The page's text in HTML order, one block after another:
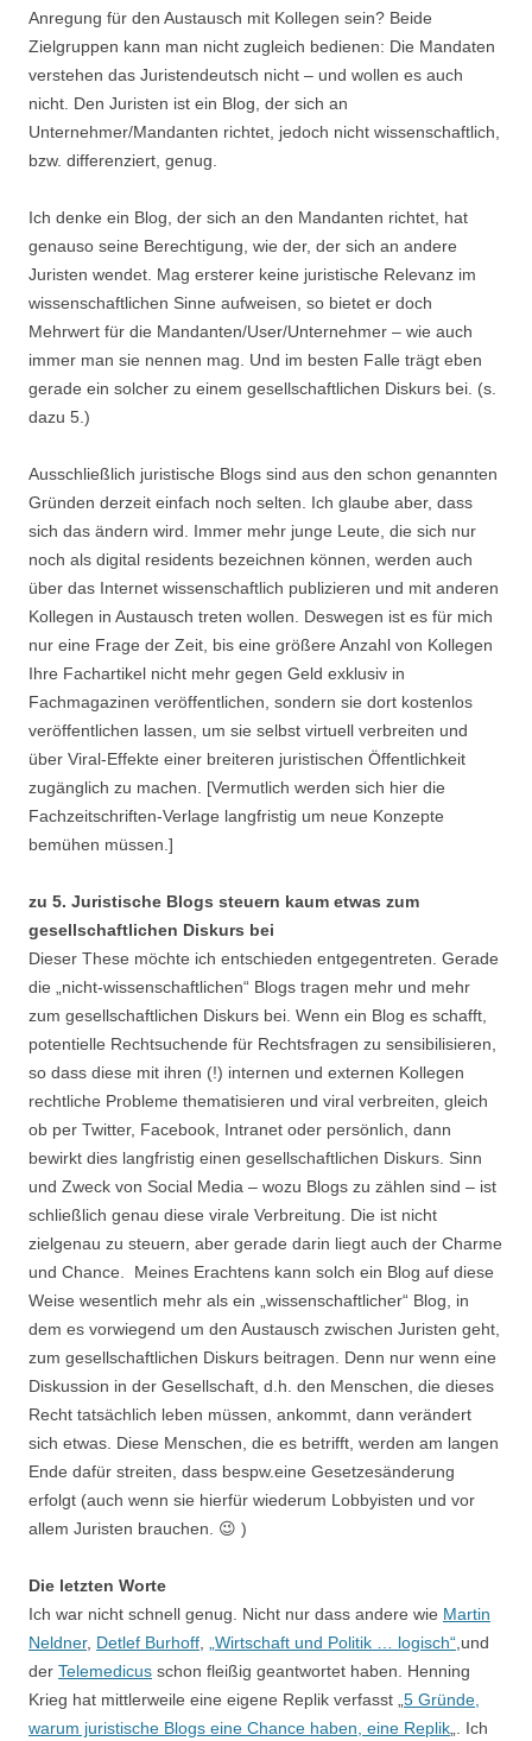
Anregung für den Austausch mit Kollegen sein? Beide
Zielgruppen kann man nicht zugleich bedienen: Die Mandaten
verstehen das Juristendeutsch nicht – und wollen es auch
nicht. Den Juristen ist ein Blog, der sich an
Unternehmer/Mandanten richtet, jedoch nicht wissenschaftlich,
bzw. differenziert, genug.
Ich denke ein Blog, der sich an den Mandanten richtet, hat
genauso seine Berechtigung, wie der, der sich an andere
Juristen wendet. Mag ersterer keine juristische Relevanz im
wissenschaftlichen Sinne aufweisen, so bietet er doch
Mehrwert für die Mandanten/User/Unternehmer – wie auch
immer man sie nennen mag. Und im besten Falle trägt eben
gerade ein solcher zu einem gesellschaftlichen Diskurs bei. (s.
dazu 5.)
Ausschließlich juristische Blogs sind aus den schon genannten
Gründen derzeit einfach noch selten. Ich glaube aber, dass
sich das ändern wird. Immer mehr junge Leute, die sich nur
noch als digital residents bezeichnen können, werden auch
über das Internet wissenschaftlich publizieren und mit anderen
Kollegen in Austausch treten wollen. Deswegen ist es für mich
nur eine Frage der Zeit, bis eine größere Anzahl von Kollegen
Ihre Fachartikel nicht mehr gegen Geld exklusiv in
Fachmagazinen veröffentlichen, sondern sie dort kostenlos
veröffentlichen lassen, um sie selbst virtuell verbreiten und
über Viral-Effekte einer breiteren juristischen Öffentlichkeit
zugänglich zu machen. [Vermutlich werden sich hier die
Fachzeitschriften-Verlage langfristig um neue Konzepte
bemühen müssen.]
zu 5. Juristische Blogs steuern kaum etwas zum
gesellschaftlichen Diskurs bei
Dieser These möchte ich entschieden entgegentreten. Gerade
die „nicht-wissenschaftlichen“ Blogs tragen mehr und mehr
zum gesellschaftlichen Diskurs bei. Wenn ein Blog es schafft,
potentielle Rechtsuchende für Rechtsfragen zu sensibilisieren,
so dass diese mit ihren (!) internen und externen Kollegen
rechtliche Probleme thematisieren und viral verbreiten, gleich
ob per Twitter, Facebook, Intranet oder persönlich, dann
bewirkt dies langfristig einen gesellschaftlichen Diskurs. Sinn
und Zweck von Social Media – wozu Blogs zu zählen sind – ist
schließlich genau diese virale Verbreitung. Die ist nicht
zielgenau zu steuern, aber gerade darin liegt auch der Charme
und Chance. Meines Erachtens kann solch ein Blog auf diese
Weise wesentlich mehr als ein „wissenschaftlicher“ Blog, in
dem es vorwiegend um den Austausch zwischen Juristen geht,
zum gesellschaftlichen Diskurs beitragen. Denn nur wenn eine
Diskussion in der Gesellschaft, d.h. den Menschen, die dieses
Recht tatsächlich leben müssen, ankommt, dann verändert
sich etwas. Diese Menschen, die es betrifft, werden am langen
Ende dafür streiten, dass bespw.eine Gesetzesänderung
erfolgt (auch wenn sie hierfür wiederum Lobbyisten und vor
allem Juristen brauchen. 😉 )
Die letzten Worte
Ich war nicht schnell genug. Nicht nur dass andere wie Martin
Neldner, Detlef Burhoff „Wirtschaft und Politik … logisch“ ,und
der Telemedicus schon fleißig geantwortet haben. Henning
Krieg hat mittlerweile eine eigene Replik verfasst „ 5 Gründe,
warum juristische Blogs eine Chance haben, eine Replik „. Ich